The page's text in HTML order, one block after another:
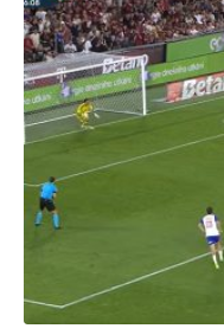
r
s
a
g
o